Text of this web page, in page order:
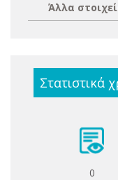
Άλλα
Στατιστικά
0